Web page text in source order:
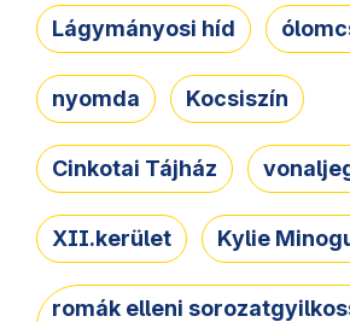
Lágymányosi híd
nyomda Kocsiszín
Cinkotai Tájház
XII.kerület Kylie
romák elleni